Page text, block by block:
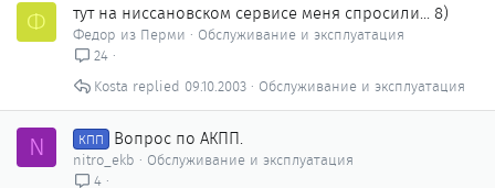
Ф тут на ниссановском сервисе меня спросили... 8)
Федор из Перми
Обслуживание и эксплуатация
24
Обслуживание и эксплуатация
09.10.2003
Kosta
N КПП Вопрос по АКПП.
nitro_ekb
Обслуживание и эксплуатация
4